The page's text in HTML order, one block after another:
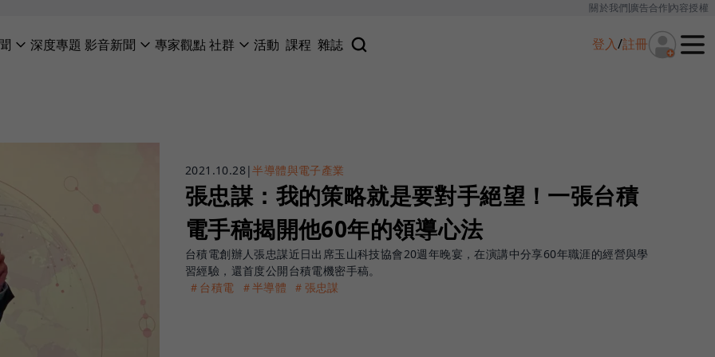
關於我們廣告合作內容授權
深度專題 影音新聞 專家觀點社群 活動 課程 雜誌 登入/註冊
2021.10.28|半導體與電子產業
張忠謀：我的策略就是要對手絕望！一張台積
電手稿揭開他60年的領導心法
台積電創辦人張忠謀近日出席玉山科技協會20週年晚宴，在演講中分享60年職涯的經營與學
習經驗，還首度公開台積電機密手稿。
＃台積電
＃半導體 ＃張忠謀